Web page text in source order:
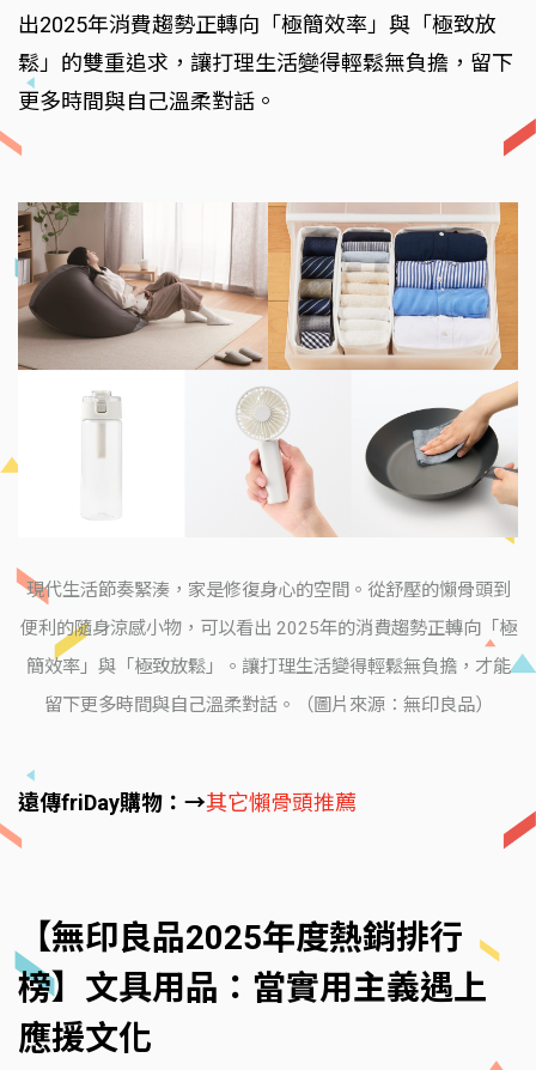
出2025年消費趨勢正轉向「極簡效率」與「極致放
鬆」的雙重追求，讓打理生活變得輕鬆無負擔，留下
更多時間與自己溫柔對話。
現代生活節奏緊湊，家是修復身心的空間。從舒壓的懶骨頭到
便利的隨身涼感小物，可以看出 2025年的消費趨勢正轉向「極
簡效率」與「極致放鬆」。讓打理生活變得輕鬆無負擔，才能
留下更多時間與自己溫柔對話。（圖片來源：無印良品）
遠傳friDay購物：→其它懶骨頭推薦
【無印良品2025年度熱銷排行
榜】文具用品：當實用主義遇上
應援文化